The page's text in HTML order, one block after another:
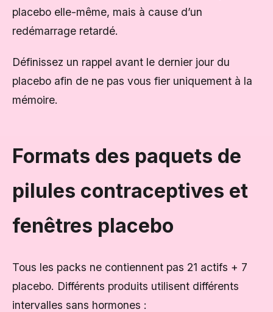
placebo elle-même, mais à cause d’un
redémarrage retardé.
Définissez un rappel avant le dernier jour du
placebo afin de ne pas vous fier uniquement à la
mémoire.
Formats des paquets de
pilules contraceptives et
fenêtres placebo
Tous les packs ne contiennent pas 21 actifs + 7
placebo. Différents produits utilisent différents
intervalles sans hormones :